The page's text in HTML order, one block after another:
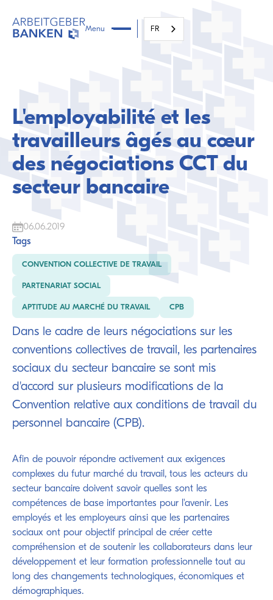
Menu FR
L'employabilité et les
travailleurs âgés au cœur
des négociations CCT du
secteur bancaire
06.06.2019
Dans le cadre de leurs négociations sur les
conventions collectives de travail, les partenaires
sociaux du secteur bancaire se sont mis
d'accord sur plusieurs modifications de la
Convention relative aux conditions de travail du
personnel bancaire (CPB).
Afin de pouvoir répondre activement aux exigences
complexes du futur marché du travail, tous les acteurs du
secteur bancaire doivent savoir quelles sont les
compétences de base importantes pour l'avenir. Les
employés et les employeurs ainsi que les partenaires
sociaux ont pour objectif principal de créer cette
compréhension et de soutenir les collaborateurs dans leur
développement et leur formation professionnelle tout au
long des changements technologiques, économiques et
démographiques.
Tags
CONVENTION COLLECTIVE DE TRAVAIL
PARTENARIAT SOCIAL
APTITUDE AU MARCHÉ DU TRAVAIL CPB